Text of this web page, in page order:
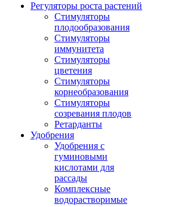
Регуляторы роста растений
Стимуляторы
плодообразования
Стимуляторы
иммунитета
Стимуляторы
цветения
Стимуляторы
корнеобразования
Стимуляторы
созревания плодов
Ретарданты
Удобрения
Удобрения с
гуминовыми
кислотами для
рассады
Комплексные
водорастворимые